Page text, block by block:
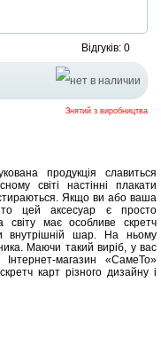
Відгуків: 0
Знятий з виробництва
продукція славиться
світі настінні плакати
Якщо ви або ваша
цей аксесуар є просто
світу має особливе скретч
внутрішній шар. На ньому
Маючи такий виріб, у вас
магазин «СамеТо»
карт різного дизайну і